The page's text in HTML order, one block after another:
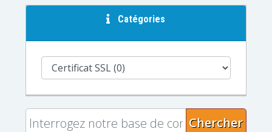
Catégories
Chercher